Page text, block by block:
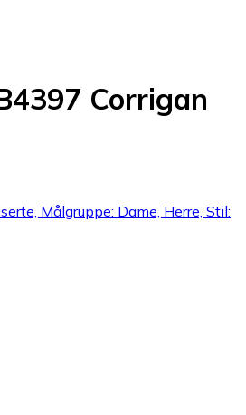
Corrigan
Målgruppe: Dame, Herre, Stil: